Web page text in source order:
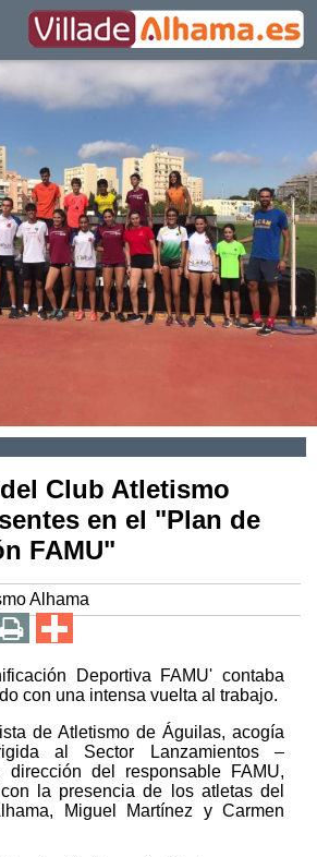
Club Atletismo
en el "Plan de
FAMU"
Alhama
Deportiva FAMU' contaba
con una intensa vuelta al trabajo.
de Atletismo de Águilas, acogía
al Sector Lanzamientos –
del responsable FAMU,
la presencia de los atletas del
Miguel Martínez y Carmen